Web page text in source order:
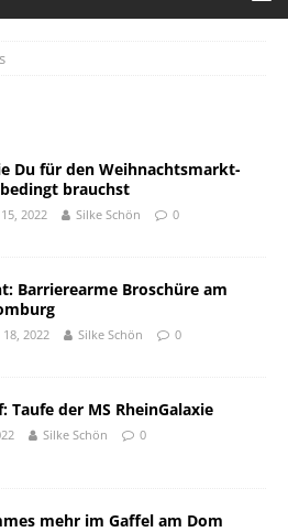
Du für den Weihnachtsmarkt-
brauchst
2022 Silke Schön 0
Barrierearme Broschüre am
2022 Silke Schön 0
Taufe der MS RheinGalaxie
Silke Schön 0
mehr im Gaffel am Dom